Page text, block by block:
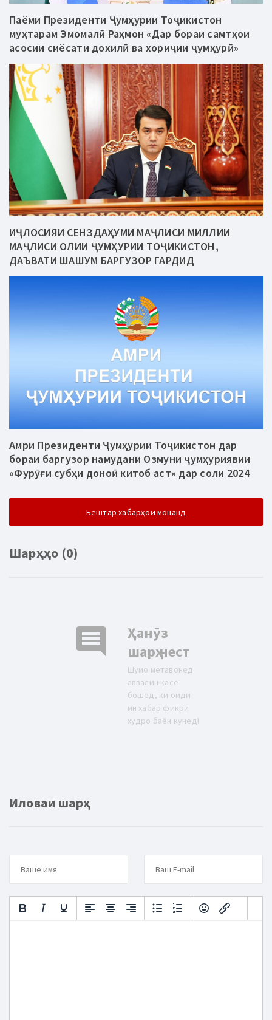
Паёми Президенти Ҷумҳурии Тоҷикистон
муҳтарам Эмомалӣ Раҳмон «Дар бораи самтҳои
асосии сиёсати дохилӣ ва хориҷии ҷумҳурӣ»
ИҶЛОСИЯИ СЕНЗДАҲУМИ МАҶЛИСИ МИЛЛИИ
МАҶЛИСИ ОЛИИ ҶУМҲУРИИ ТОҶИКИСТОН,
ДАЪВАТИ ШАШУМ БАРГУЗОР ГАРДИД
Амри Президенти Ҷумҳурии Тоҷикистон дар
бораи баргузор намудани Озмуни ҷумҳуриявии
«Фурӯғи субҳи доноӣ китоб аст» дар соли 2024
Бештар хабарҳои монанд
Шарҳҳо (0)
comment
Ҳанӯз
шарҳ нест
Шумо метавонед
аввалин касе
бошед, ки оиди
ин хабар фикри
худро баён кунед!
Иловаи шарҳ